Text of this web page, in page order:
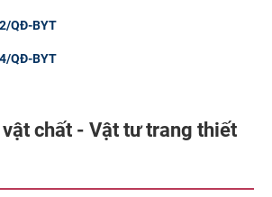
QĐ-BYT
QĐ-BYT
chất - Vật tư trang thiết